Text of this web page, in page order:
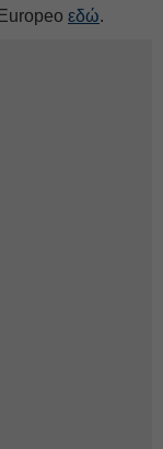
εδώ.